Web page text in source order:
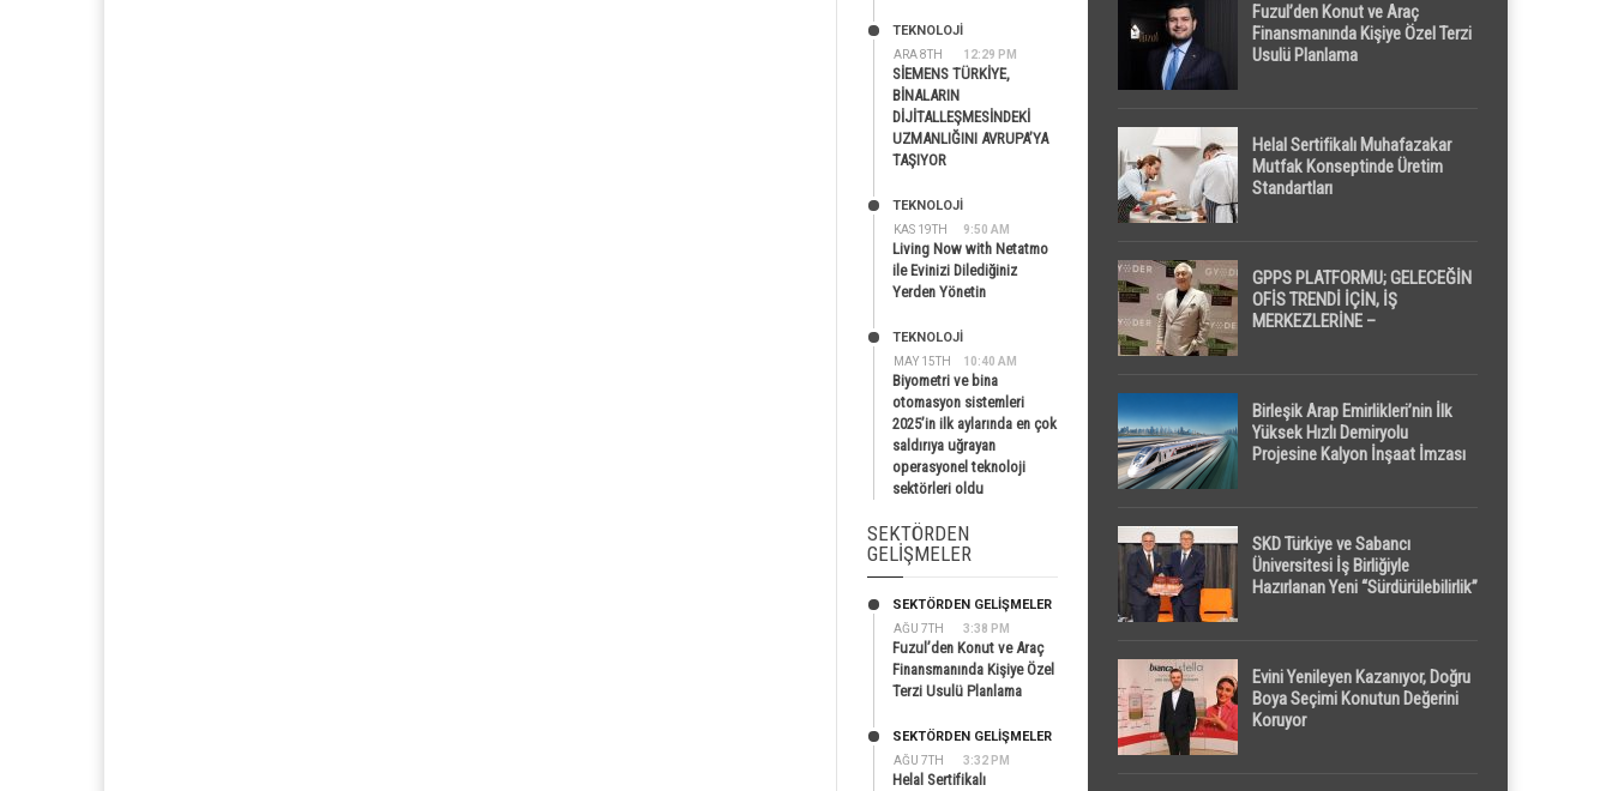
ARA 8TH 12:29 PM
TEKNOLOJİ
SİEMENS TÜRKİYE,
BİNALARIN
DİJİTALLEŞMESİNDEKİ
UZMANLIĞINI AVRUPA’YA
TAŞIYOR
KAS 19TH 9:50 AM
TEKNOLOJİ
Living Now with Netatmo
ile Evinizi Dilediğiniz
Yerden Yönetin
MAY 15TH 10:40 AM
TEKNOLOJİ
Biyometri ve bina
otomasyon sistemleri
2025’in ilk aylarında en çok
saldırıya uğrayan
operasyonel teknoloji
sektörleri oldu
SEKTÖRDEN
GELIŞMELER
AĞU 7TH 3:38 PM
SEKTÖRDEN GELIŞMELER
Fuzul’den Konut ve Araç
Finansmanında Kişiye Özel
Terzi Usulü Planlama
AĞU 7TH 3:32 PM
SEKTÖRDEN GELIŞMELER
Helal Sertifikalı
Fuzul’den Konut ve Araç
Finansmanında Kişiye Özel Terzi
Usulü Planlama
Helal Sertifikalı Muhafazakar
Mutfak Konseptinde Üretim
Standartları
GPPS PLATFORMU; GELECEĞİN
OFİS TRENDİ İÇİN, İŞ
MERKEZLERİNE –
Birleşik Arap Emirlikleri’nin İlk
Yüksek Hızlı Demiryolu
Projesine Kalyon İnşaat İmzası
SKD Türkiye ve Sabancı
Üniversitesi İş Birliğiyle
Hazırlanan Yeni “Sürdürülebilirlik”
Evini Yenileyen Kazanıyor, Doğru
Boya Seçimi Konutun Değerini
Koruyor